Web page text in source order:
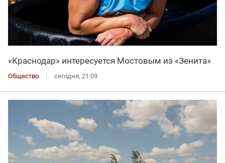
«Краснодар» интересуется Мостовым из «Зенита»
Общество сегодня, 21:09